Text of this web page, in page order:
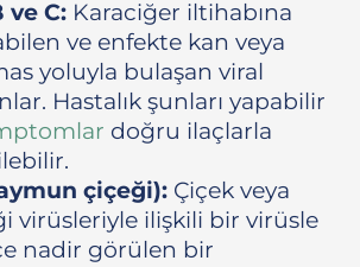
ve C: Karaciğer iltihabına
ve enfekte kan veya
yoluyla bulaşan viral
Hastalık şunları yapabilir
doğru ilaçlarla
çiçeği): Çiçek veya
virüsleriyle ilişkili bir virüsle
nadir görülen bir